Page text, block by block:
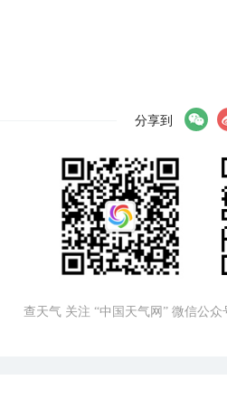
分享到
查天气 关注 “中国天气网” 微信公众